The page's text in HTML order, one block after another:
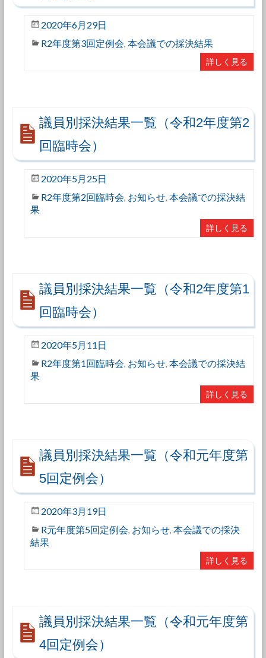
2020年6月29日
R2年度第3回定例会, 本会議での採決結果
詳しく見る
議員別採決結果一覧（令和2年度第2
回臨時会）
2020年5月25日
R2年度第2回臨時会, お知らせ, 本会議での採決結
果
詳しく見る
議員別採決結果一覧（令和2年度第1
回臨時会）
2020年5月11日
R2年度第1回臨時会, お知らせ, 本会議での採決結
果
詳しく見る
議員別採決結果一覧（令和元年度第
5回定例会）
2020年3月19日
R元年度第5回定例会, お知らせ, 本会議での採決
結果
詳しく見る
議員別採決結果一覧（令和元年度第
4回定例会）